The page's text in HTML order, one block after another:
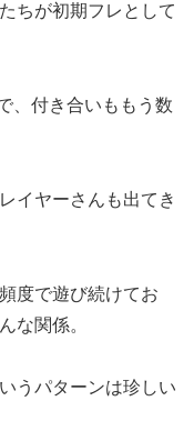
ちが初期フレとして
、付き合いももう数
イヤーさんも出てき
度で遊び続けてお
な関係。
うパターンは珍しい